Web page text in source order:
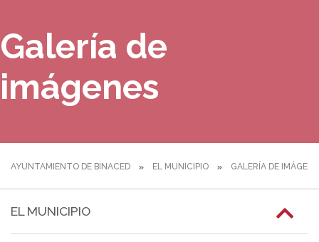
Galería de
imágenes
AYUNTAMIENTO DE BINACED EL MUNICIPIO GALERÍA DE
EL MUNICIPIO